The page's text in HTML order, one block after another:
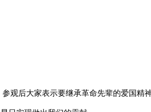
参观后大家表示要继承革命先辈的爱国精